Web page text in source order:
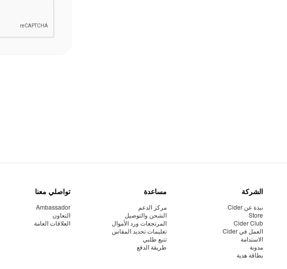
الشركة
نبذة عن Cider
Store
Cider Club
العمل في Cider
الاستدامة
مدونة
بطاقة هدية
مساعدة
مركز الدعم
الشحن والتوصيل
المرتجعات ورد الأموال
تعليمات تحديد المقاس
تتبع طلبي
طريقة الدفع
تواصلي معنا
Ambassador
التعاون
العلاقات العامة